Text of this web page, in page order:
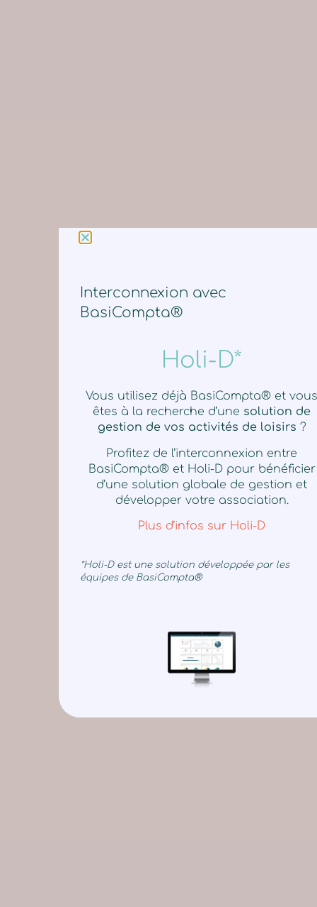
Interconnexion avec
BasiCompta®
Holi-D*
Vous utilisez déjà BasiCompta® et vous
êtes à la recherche d’une solution de
gestion de vos activités de loisirs ?
Profitez de l’interconnexion entre
BasiCompta® et Holi-D pour bénéficier
d’une solution globale de gestion et
développer votre association.
Plus d’infos sur Holi-D
*Holi-D est une solution développée par les
équipes de BasiCompta®